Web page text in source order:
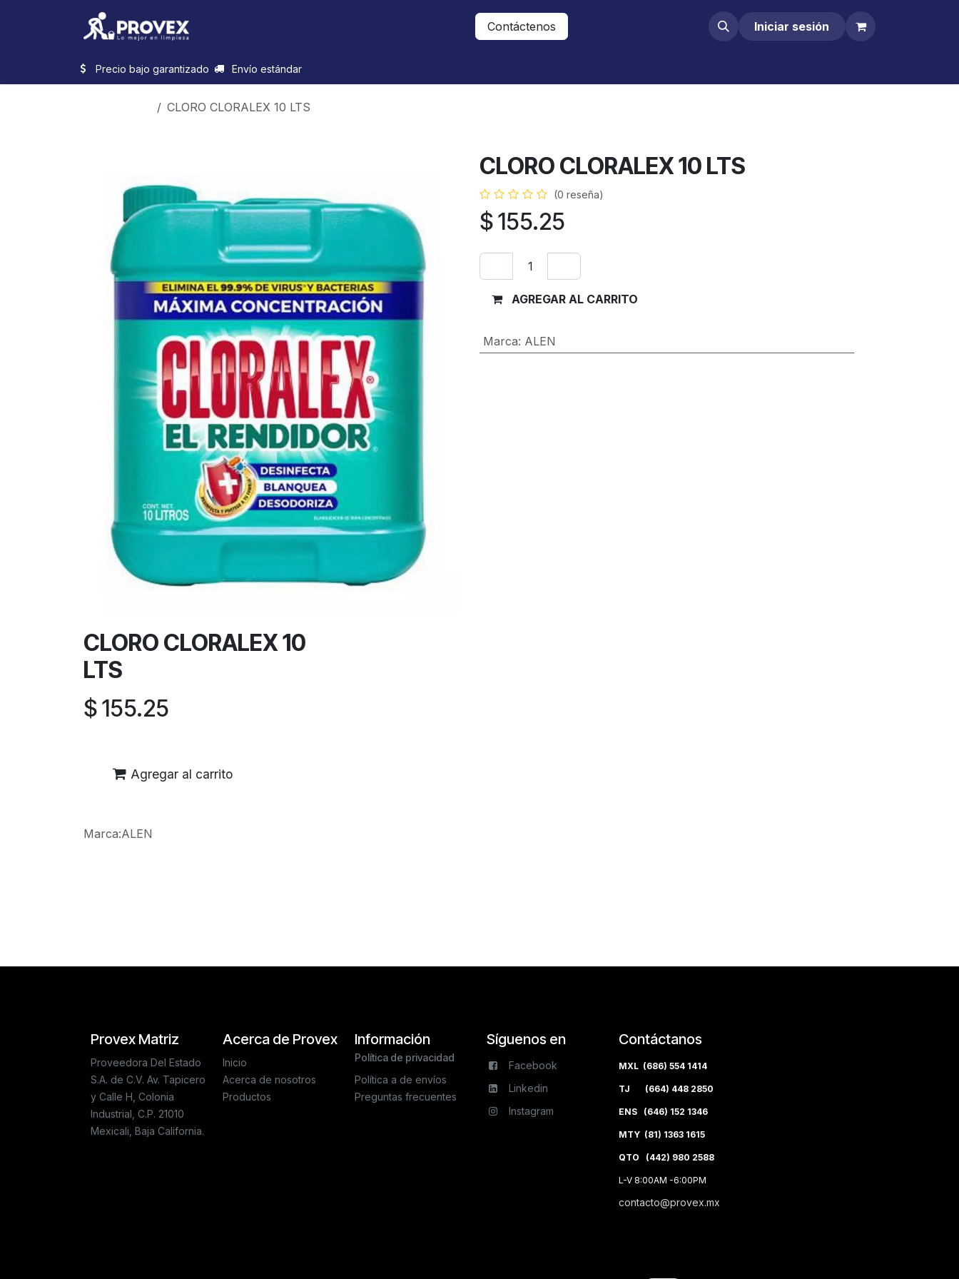
Contáctenos Iniciar sesión
Precio bajo garantizado Envío estándar
CLORO CLORALEX 10 LTS
CLORO CLORALEX 10 LTS
(0 reseña)
$155.25
AGREGAR AL CARRITO
Marca: ALEN
CLORO CLORALEX 10
LTS
$155.25
Agregar al carrito
Marca:ALEN
Acerca de Provex
Inicio
Acerca de nosotros
Productos
Síguenos en
Facebook
Linkedin
Instagram
Provex Matriz
Proveedora Del Estado
S.A. de C.V. Av. Tapicero
y Calle H, Colonia
Industrial, C.P. 21010
Mexicali, Baja California.
Información
Política de privacidad
Política a de envíos
Preguntas frecuentes
Contáctanos
MXL (686) 554 1414
TJ (664) 448 2850
ENS (646) 152 1346
MTY (81) 1363 1615
QTO (442) 980 2588
L-V 8:00AM -6:00PM
contacto@provex.mx